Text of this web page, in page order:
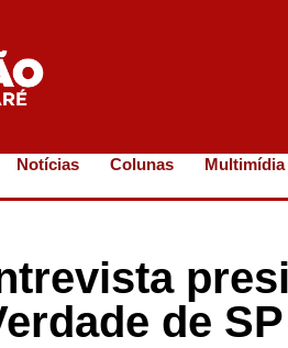
Notícias Colunas Multimídia
de SP